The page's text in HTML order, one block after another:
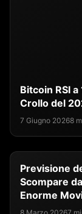
Bitcoin RSI
Crollo del
7 Giugno 20268
Previsione
Scompare
Enorme